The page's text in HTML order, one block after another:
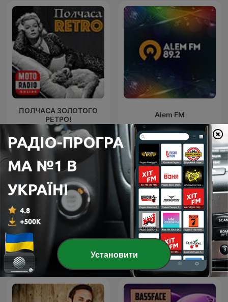
ПОЛЧАСА ЗОЛОТОГО
РЕТРО!
Alem FM
IROCK24/7 | CJMD 96,9
FM LÉVIS | L'ALTERNATIVE
RADIOPHONIQUE
¡Buenos días, Javi y Mar!
Установити